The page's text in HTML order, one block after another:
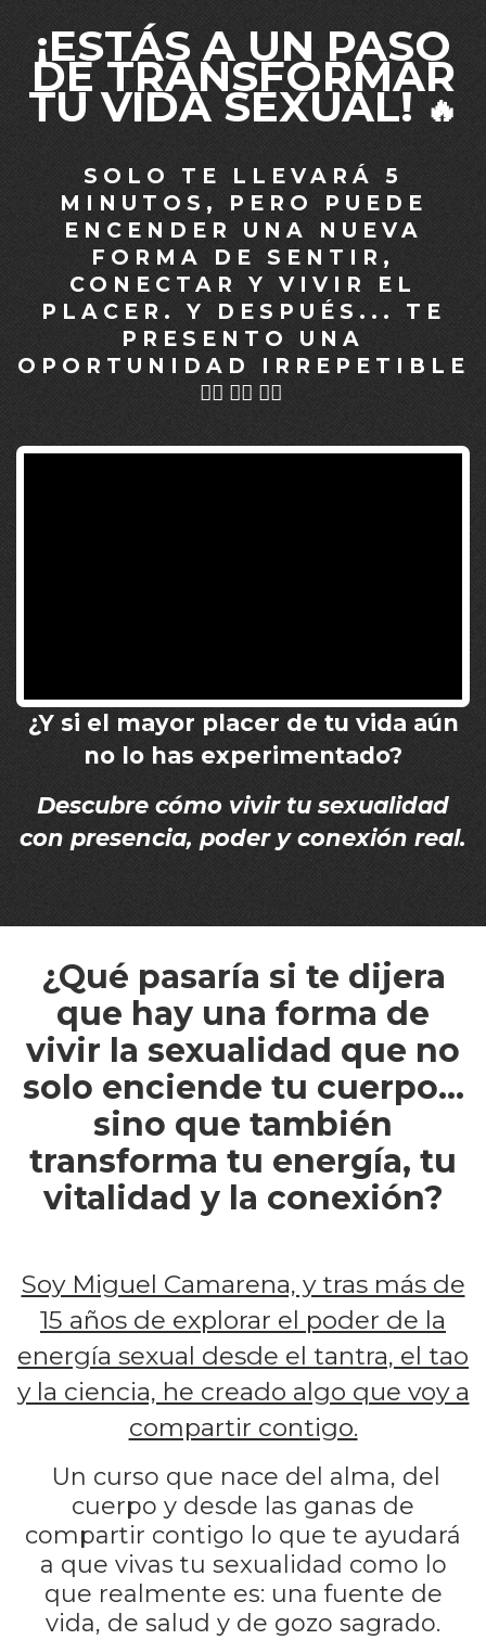
¡ESTÁS A UN PASO
DE TRANSFORMAR
TU VIDA SEXUAL! 🔥
SOLO TE LLEVARÁ 5
MINUTOS, PERO PUEDE
ENCENDER UNA NUEVA
FORMA DE SENTIR,
CONECTAR Y VIVIR EL
PLACER. Y DESPUÉS... TE
PRESENTO UNA
OPORTUNIDAD IRREPETIBLE
👇🏽👇🏽👇🏽
¿Y si el mayor placer de tu vida aún
no lo has experimentado?
Descubre cómo vivir tu sexualidad
con presencia, poder y conexión real.
¿Qué pasaría si te dijera
que hay una forma de
vivir la sexualidad que no
solo enciende tu cuerpo…
sino que también
transforma tu energía, tu
vitalidad y la conexión?
Soy Miguel Camarena, y tras más de
15 años de explorar el poder de la
energía sexual desde el tantra, el tao
y la ciencia, he creado algo que voy a
compartir contigo.
Un curso que nace del alma, del
cuerpo y desde las ganas de
compartir contigo lo que te ayudará
a que vivas tu sexualidad como lo
que realmente es: una fuente de
vida, de salud y de gozo sagrado.